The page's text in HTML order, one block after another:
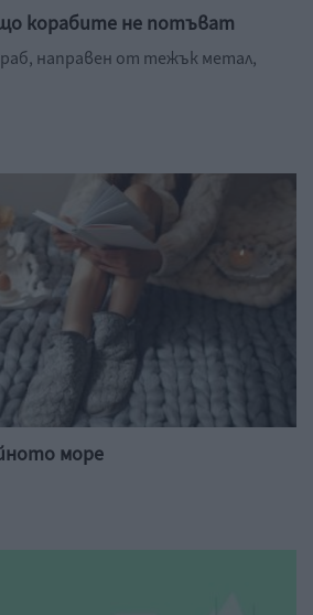
корабите не потъват
направен от тежък метал,
море